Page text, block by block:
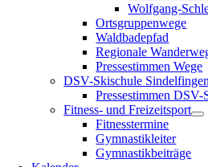
Wolfgang-
Ortsgruppenwege
Waldbadepfad
Regionale
Pressestimmen Wege
DSV-Skischule
Pressestimmen
Fitness- und Freizeitsport
Fitnesstermine
Gymnastikleiter
Gymnastikbeiträge